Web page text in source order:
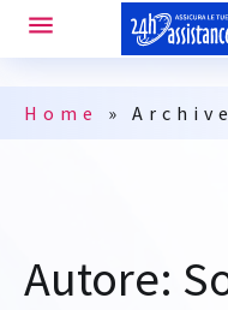
Home »
Autore: